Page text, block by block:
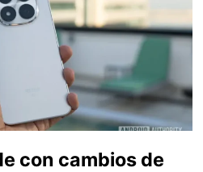
con cambios de